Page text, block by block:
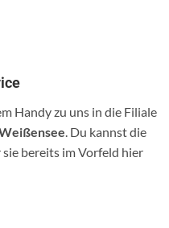
Handy zu uns in die Filiale
. Du kannst die
bereits im Vorfeld hier